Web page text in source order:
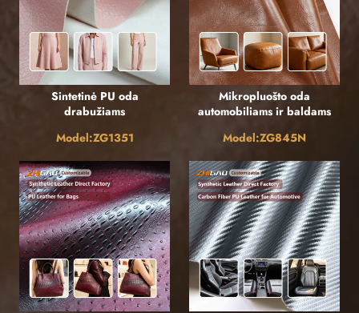
Sintetinė PU oda
drabužiams
Model:ZG1351
Mikropluošto oda
automobiliams ir baldams
Model:ZG845N